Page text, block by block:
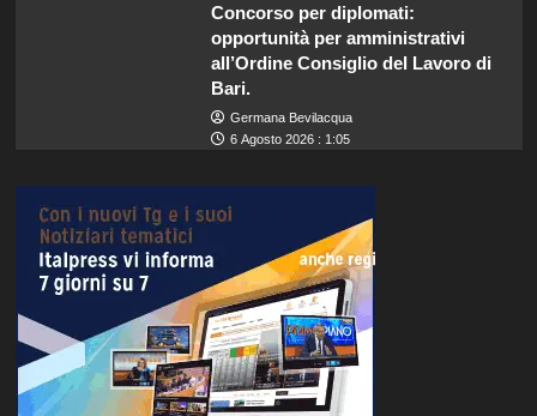
Concorso per diplomati:
opportunità per amministrativi
all’Ordine Consiglio del Lavoro di
Bari.
Germana Bevilacqua
6 Agosto 2026 : 1:05